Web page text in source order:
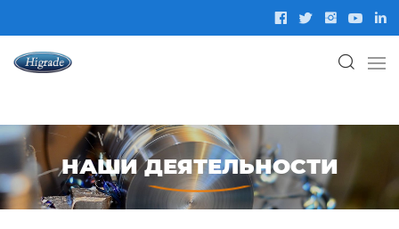
НАШИ ДЕЯТЕЛЬНОСТИ